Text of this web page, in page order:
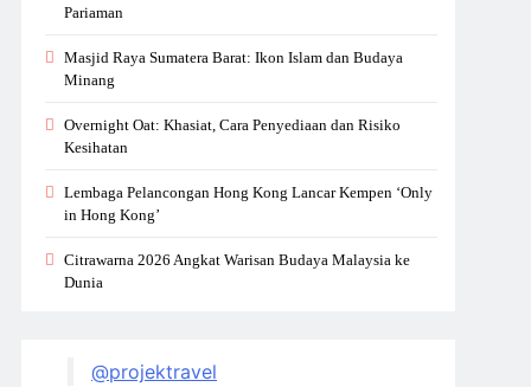
Pariaman
Masjid Raya Sumatera Barat: Ikon Islam dan Budaya
Minang
Overnight Oat: Khasiat, Cara Penyediaan dan Risiko
Kesihatan
Lembaga Pelancongan Hong Kong Lancar Kempen ‘Only
in Hong Kong’
Citrawarna 2026 Angkat Warisan Budaya Malaysia ke
Dunia
@projektravel